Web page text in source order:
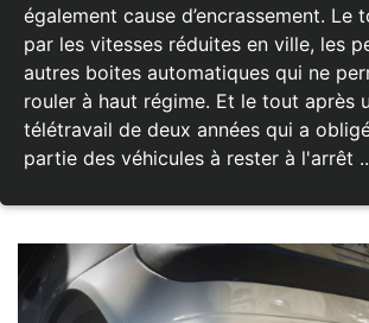
également cause d’encrassement. Le
par les vitesses réduites en ville, les
autres boites automatiques qui ne
rouler à haut régime. Et le tout après
télétravail de deux années qui a
partie des véhicules à rester à l'arrêt